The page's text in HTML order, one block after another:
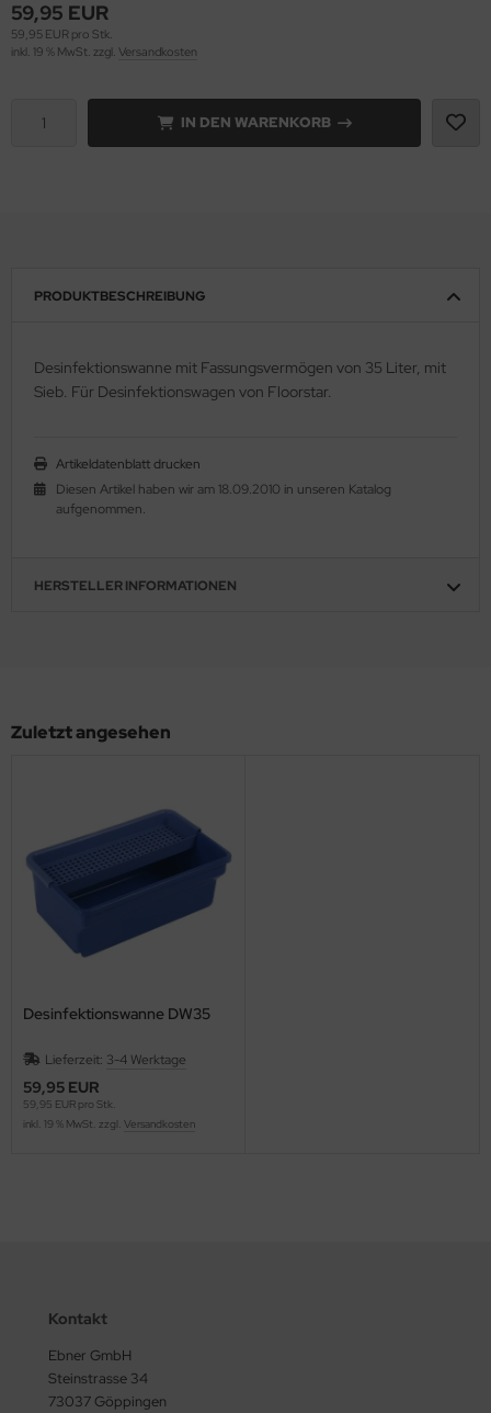
59,95 EUR
59,95 EUR pro Stk.
inkl. 19 % MwSt. zzgl. Versandkosten
IN DEN WARENKORB
PRODUKTBESCHREIBUNG
Desinfektionswanne mit Fassungsvermögen von 35 Liter, mit
Sieb. Für Desinfektionswagen von Floorstar.
Artikeldatenblatt drucken
Diesen Artikel haben wir am 18.09.2010 in unseren Katalog
aufgenommen.
HERSTELLER INFORMATIONEN
Zuletzt angesehen
Desinfektionswanne DW35
Lieferzeit: 3-4 Werktage
59,95 EUR
59,95 EUR pro Stk.
inkl. 19 % MwSt. zzgl. Versandkosten
Kontakt
Ebner GmbH
Steinstrasse 34
73037 Göppingen